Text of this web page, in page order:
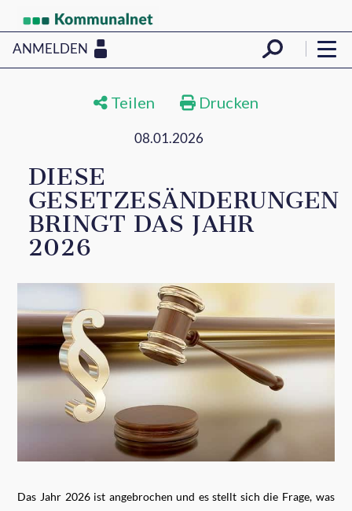
ANMELDEN
Teilen Drucken
08.01.2026
DIESE
GESETZESÄNDERUNGEN
BRINGT DAS JAHR
2026
Das Jahr 2026 ist angebrochen und es stellt sich die Frage, was